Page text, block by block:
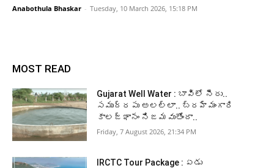
Anabothula Bhaskar - Tuesday, 10 March 2026, 15:18 PM
MOST READ
Gujarat Well Water : బావిలో నీరు..
సముద్రపు అలల్లా.. బ్రహ్మంగారి
కాలజ్ఞానం నిజమవుతోందా..
Friday, 7 August 2026, 21:34 PM
IRCTC Tour Package : ఏడు